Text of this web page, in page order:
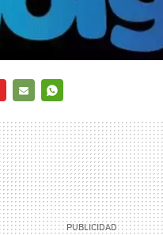
MAIL